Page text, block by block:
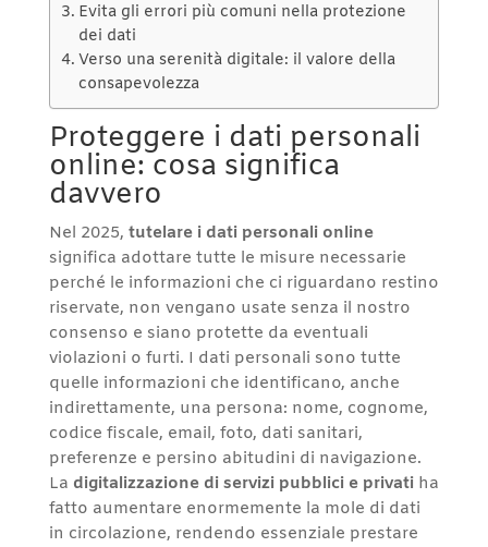
Evita gli errori più comuni nella protezione
dei dati
Verso una serenità digitale: il valore della
consapevolezza
Proteggere i dati personali
online: cosa significa
davvero
Nel 2025, tutelare i dati personali online
significa adottare tutte le misure necessarie
perché le informazioni che ci riguardano restino
riservate, non vengano usate senza il nostro
consenso e siano protette da eventuali
violazioni o furti. I dati personali sono tutte
quelle informazioni che identificano, anche
indirettamente, una persona: nome, cognome,
codice fiscale, email, foto, dati sanitari,
preferenze e persino abitudini di navigazione.
La digitalizzazione di servizi pubblici e privatiha
fatto aumentare enormemente la mole di dati
in circolazione, rendendo essenziale prestare